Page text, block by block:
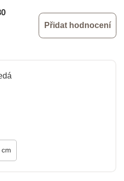
Přidat hodnocení